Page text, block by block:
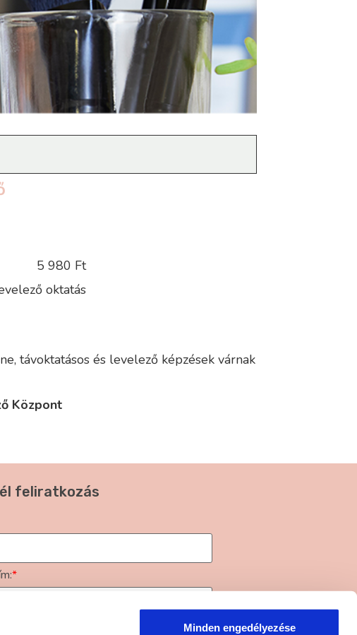
Minden engedélyezése
5 980 Ft
oktatás
távoktatásos és levelező képzések várnak
Központ
feliratkozás
*
adatkezelési tájékoztatóban